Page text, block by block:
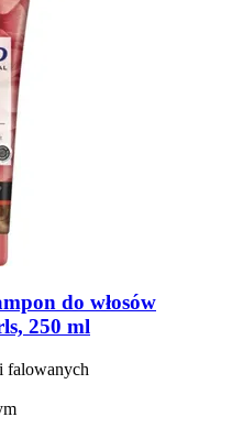
do włosów
250 ml
falowanych